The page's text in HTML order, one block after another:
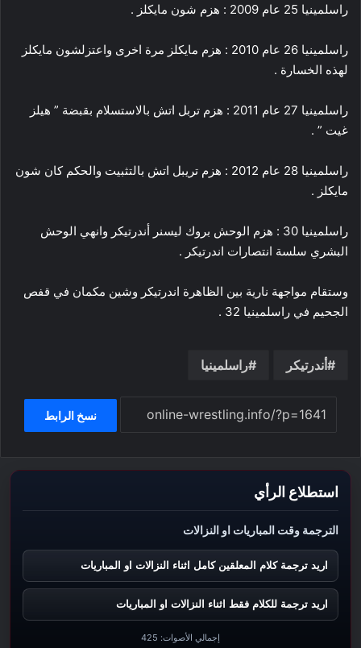
راسلمينيا 25 عام 2009 : هزم شون مايكلز .
راسلمينيا 26 عام 2010 : هزم مايكلز مرة اخرى واعتزلشون مايكلز
لهذه الخسارة .
راسلمينيا 27 عام 2011 : هزم تربل اتش بالاستسلام بقبضة ” هيلز
غيت ” .
راسلمينيا 28 عام 2012 : هزم تريبل اتش بالتثبيت والحكم كان شون
مايكلز .
راسلمينيا 30 : هزم الوحش بروك ليسنر أندرتيكر وانهي الوحش
البشري سلسة انتصارات اندرتيكر .
وستقام مواجهة نارية بين الظاهرة اندرتيكر وشين مكمان في قفص
الجحيم في راسلمينيا 32 .
أندرتيكر راسلمينيا
نسخ الرابط
استطلاع الرأي
الترجمة وقت المباريات او النزالات
اريد ترجمة كلام المعلقين كامل اثناء النزالات او المباريات
اريد ترجمة للكلام فقط اثناء النزالات او المباريات
إجمالي الأصوات: 425